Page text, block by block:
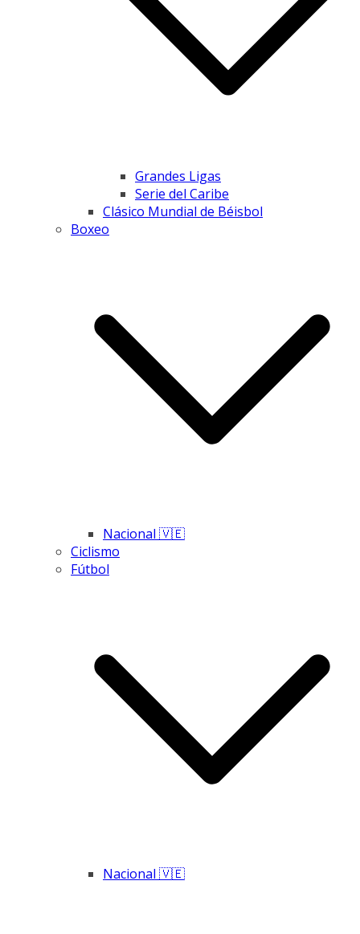
Grandes Ligas
Serie del Caribe
Clásico Mundial de Béisbol
Boxeo
Nacional 🇻🇪
Ciclismo
Fútbol
Nacional 🇻🇪